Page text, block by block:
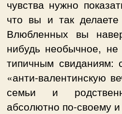
чувства нужно
что вы и так
Влюбленных вы
нибудь необычное, не
типичным свиданиям:
«анти-валентинскую
семьи и
абсолютно по-своему